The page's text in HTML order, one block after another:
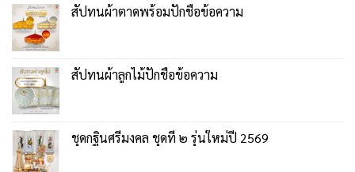
สัปทนผ้าตาดพร้อมปักชื่อข้อความ
สัปทนผ้าลูกไม้ปักชื่อข้อความ
ชุดกฐินศรีมงคล ชุดที่ ๒ รุ่นใหม่ปี 2569